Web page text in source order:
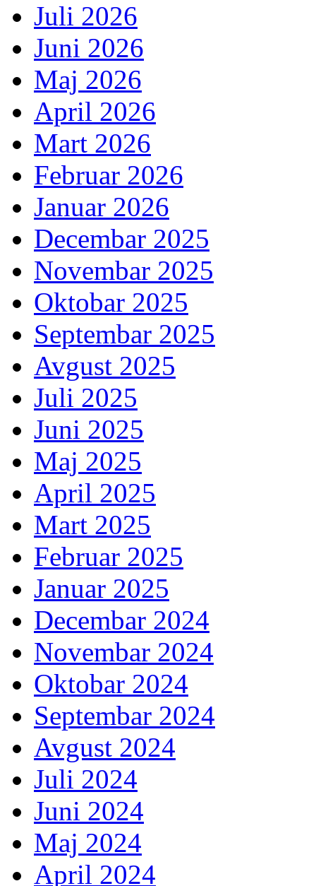
Juli 2026
Juni 2026
Maj 2026
April 2026
Mart 2026
Februar 2026
Januar 2026
Decembar 2025
Novembar 2025
Oktobar 2025
Septembar 2025
Avgust 2025
Juli 2025
Juni 2025
Maj 2025
April 2025
Mart 2025
Februar 2025
Januar 2025
Decembar 2024
Novembar 2024
Oktobar 2024
Septembar 2024
Avgust 2024
Juli 2024
Juni 2024
Maj 2024
April 2024